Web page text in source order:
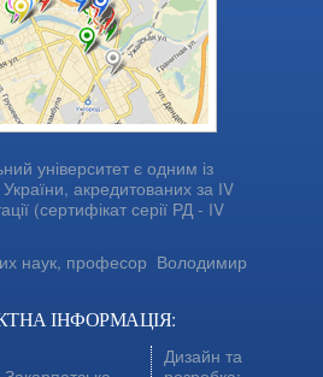
університет є одним із
України, акредитованих за IV
(сертифікат серії РД - IV
наук, професор Володимир
ІНФОРМАЦІЯ:
Дизайн та